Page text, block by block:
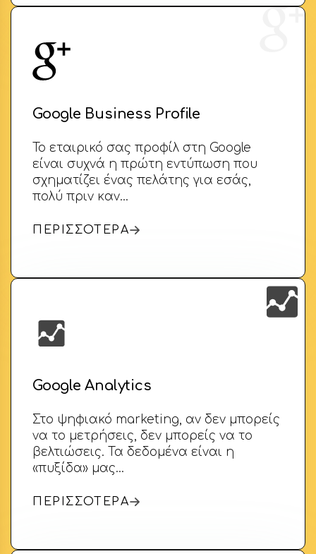
Google Business Profile
Το εταιρικό σας προφίλ στη Google
είναι συχνά η πρώτη εντύπωση που
σχηματίζει ένας πελάτης για εσάς,
πολύ πριν καν…
ΠΕΡΙΣΣΟΤΕΡΑ
Google Analytics
Στο ψηφιακό marketing, αν δεν μπορείς
να το μετρήσεις, δεν μπορείς να το
βελτιώσεις. Τα δεδομένα είναι η
«πυξίδα» μας…
ΠΕΡΙΣΣΟΤΕΡΑ